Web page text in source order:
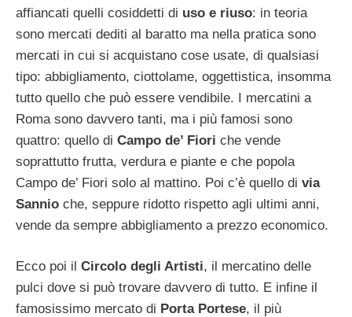
affiancati quelli cosiddetti di uso e riuso: in teoria
sono mercati dediti al baratto ma nella pratica sono
mercati in cui si acquistano cose usate, di qualsiasi
tipo: abbigliamento, ciottolame, oggettistica, insomma
tutto quello che può essere vendibile. I mercatini a
Roma sono davvero tanti, ma i più famosi sono
quattro: quello di Campo de’ Fiori che vende
soprattutto frutta, verdura e piante e che popola
Campo de’ Fiori solo al mattino. Poi c’è quello di via
Sannio che, seppure ridotto rispetto agli ultimi anni,
vende da sempre abbigliamento a prezzo economico.
Ecco poi il Circolo degli Artisti, il mercatino delle
pulci dove si può trovare davvero di tutto. E infine il
famosissimo mercato di Porta Portese, il più